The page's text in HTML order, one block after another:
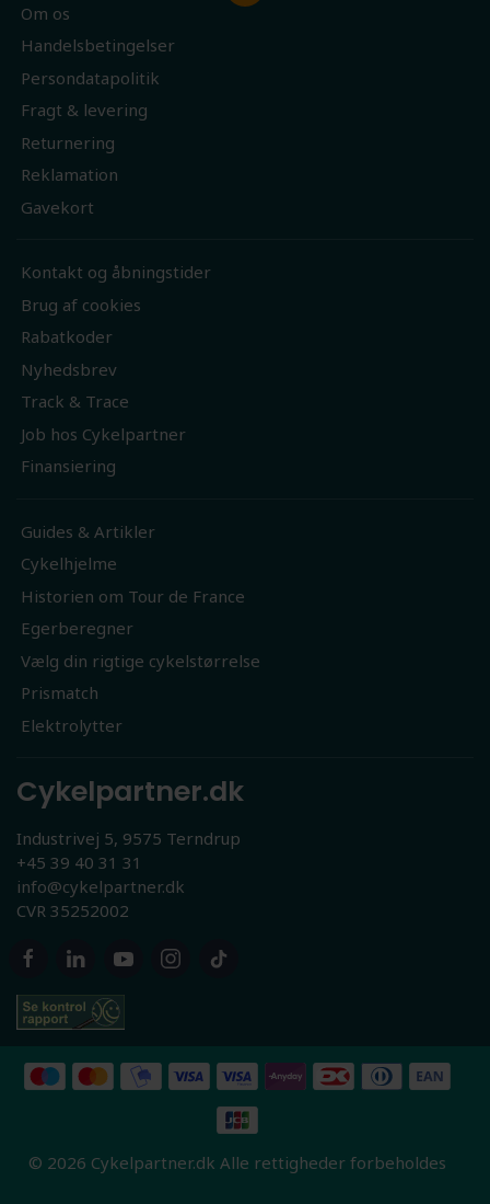
Om os
Handelsbetingelser
Persondatapolitik
Fragt & levering
Returnering
Reklamation
Gavekort
Kontakt og åbningstider
Brug af cookies
Rabatkoder
Nyhedsbrev
Track & Trace
Job hos Cykelpartner
Finansiering
Guides & Artikler
Cykelhjelme
Historien om Tour de France
Egerberegner
Vælg din rigtige cykelstørrelse
Prismatch
Elektrolytter
Cykelpartner.dk
Industrivej 5, 9575 Terndrup
+45 39 40 31 31
info@cykelpartner.dk
CVR 35252002
© 2026 Cykelpartner.dk Alle rettigheder forbeholdes